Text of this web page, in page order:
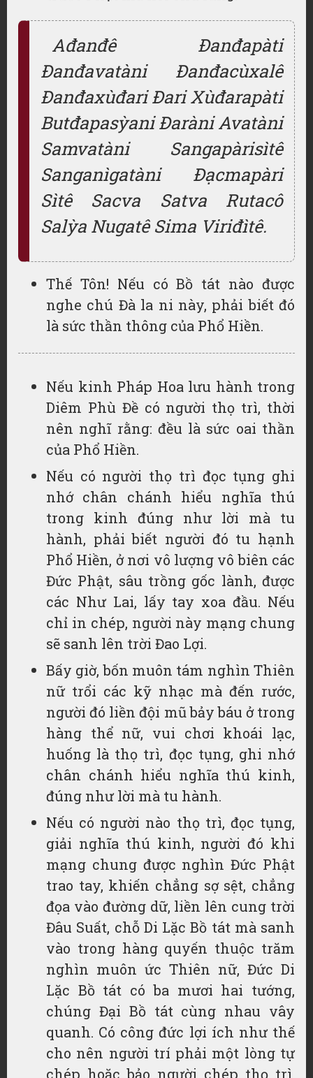
Ađanđê Đanđapàti
Đanđavatàni Đanđacùxalê
Đanđaxùđari Đari Xùđarapàti
Butđapasỳani Đaràni Avatàni
Samvatàni Sangapàrisìtê
Sanganìgatàni Đạcmapàri
Sìtê Sacva Satva Rutacô
Salỳa Nugatê Sima Viriđìtê.
Thế Tôn! Nếu có Bồ tát nào được
nghe chú Đà la ni này, phải biết đó
là sức thần thông của Phổ Hiền.
Nếu kinh Pháp Hoa lưu hành trong
Diêm Phù Đề có người thọ trì, thời
nên nghĩ rằng: đều là sức oai thần
của Phổ Hiền.
Nếu có người thọ trì đọc tụng ghi
nhớ chân chánh hiểu nghĩa thú
trong kinh đúng như lời mà tu
hành, phải biết người đó tu hạnh
Phổ Hiền, ở nơi vô lượng vô biên các
Đức Phật, sâu trồng gốc lành, được
các Như Lai, lấy tay xoa đầu. Nếu
chỉ in chép, người này mạng chung
sẽ sanh lên trời Đao Lợi.
Bấy giờ, bốn muôn tám nghìn Thiên
nữ trổi các kỹ nhạc mà đến rước,
người đó liền đội mũ bảy báu ở trong
hàng thể nữ, vui chơi khoái lạc,
huống là thọ trì, đọc tụng, ghi nhớ
chân chánh hiểu nghĩa thú kinh,
đúng như lời mà tu hành.
Nếu có người nào thọ trì, đọc tụng,
giải nghĩa thú kinh, người đó khi
mạng chung được nghìn Đức Phật
trao tay, khiến chẳng sợ sệt, chẳng
đọa vào đường dữ, liền lên cung trời
Đâu Suất, chỗ Di Lặc Bồ tát mà sanh
vào trong hàng quyến thuộc trăm
nghìn muôn ức Thiên nữ, Đức Di
Lặc Bồ tát có ba mươi hai tướng,
chúng Đại Bồ tát cùng nhau vây
quanh. Có công đức lợi ích như thế
cho nên người trí phải một lòng tự
chép hoặc bảo người chép thọ trì,